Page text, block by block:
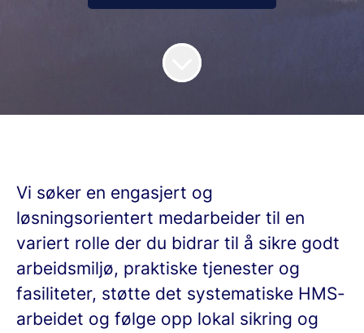
Vi søker en engasjert og
løsningsorientert medarbeider til en
variert rolle der du bidrar til å sikre godt
arbeidsmiljø, praktiske tjenester og
fasiliteter, støtte det systematiske HMS-
arbeidet og følge opp lokal sikring og